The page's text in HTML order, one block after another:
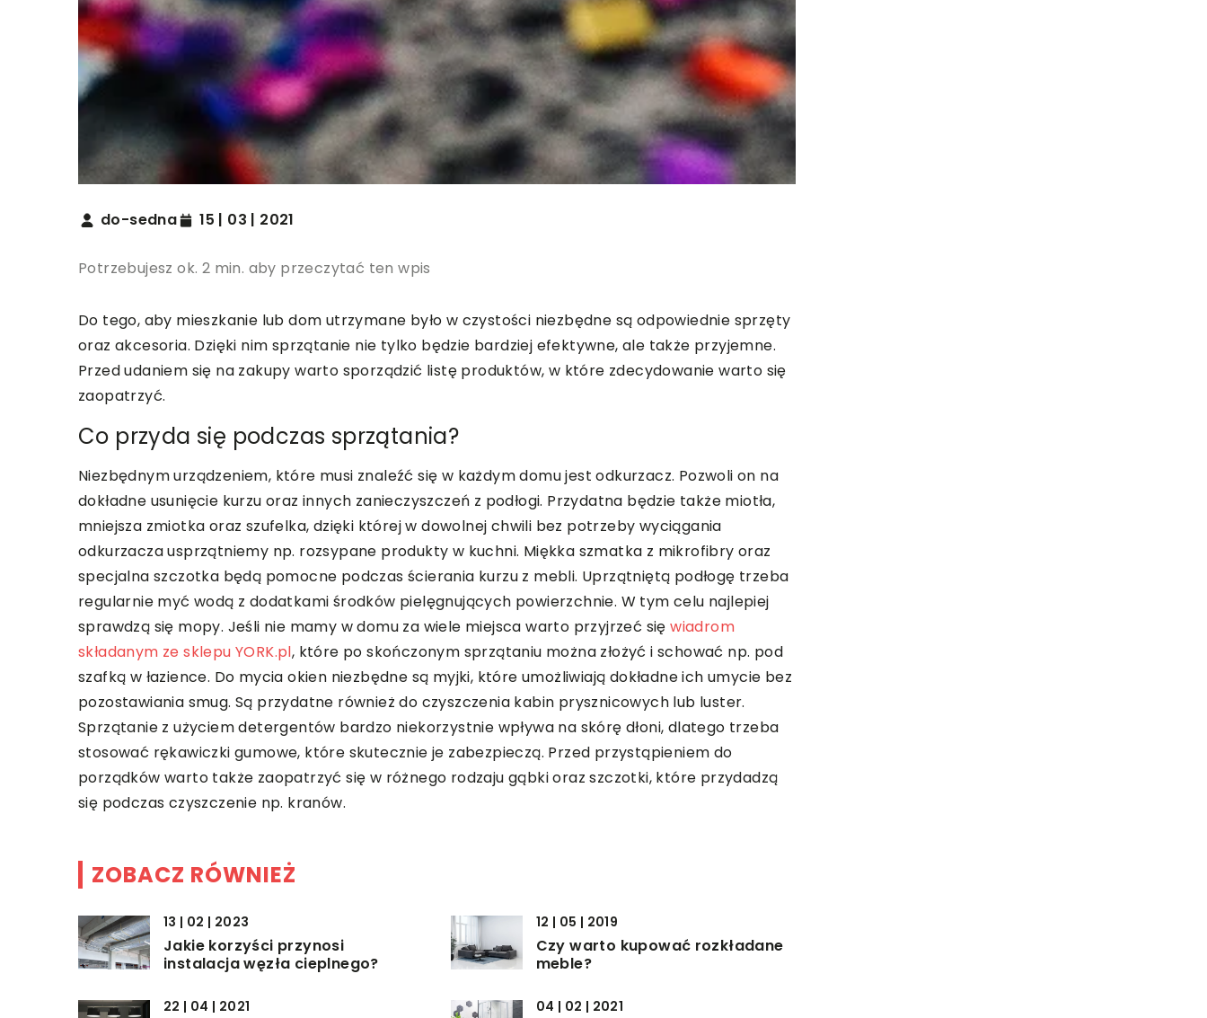
do-sedna 15 | 03 | 2021
Potrzebujesz ok. 2 min. aby przeczytać ten wpis
Do tego, aby mieszkanie lub dom utrzymane było w czystości niezbędne są odpowiednie sprzęty
oraz akcesoria. Dzięki nim sprzątanie nie tylko będzie bardziej efektywne, ale także przyjemne.
Przed udaniem się na zakupy warto sporządzić listę produktów, w które zdecydowanie warto się
zaopatrzyć.
Co przyda się podczas sprzątania?
Niezbędnym urządzeniem, które musi znaleźć się w każdym domu jest odkurzacz. Pozwoli on na
dokładne usunięcie kurzu oraz innych zanieczyszczeń z podłogi. Przydatna będzie także miotła,
mniejsza zmiotka oraz szufelka, dzięki której w dowolnej chwili bez potrzeby wyciągania
odkurzacza usprzątniemy np. rozsypane produkty w kuchni. Miękka szmatka z mikrofibry oraz
specjalna szczotka będą pomocne podczas ścierania kurzu z mebli. Uprzątniętą podłogę trzeba
regularnie myć wodą z dodatkami środków pielęgnujących powierzchnie. W tym celu najlepiej
sprawdzą się mopy. Jeśli nie mamy w domu za wiele miejsca warto przyjrzeć sięwiadrom
składanym ze sklepu YORK.pl, które po skończonym sprzątaniu można złożyć i schować np. pod
szafką w łazience. Do mycia okien niezbędne są myjki, które umożliwiają dokładne ich umycie bez
pozostawiania smug. Są przydatne również do czyszczenia kabin prysznicowych lub luster.
Sprzątanie z użyciem detergentów bardzo niekorzystnie wpływa na skórę dłoni, dlatego trzeba
stosować rękawiczki gumowe, które skutecznie je zabezpieczą. Przed przystąpieniem do
porządków warto także zaopatrzyć się w różnego rodzaju gąbki oraz szczotki, które przydadzą
się podczas czyszczenie np. kranów.
ZOBACZ RÓWNIEŻ
13 | 02 | 2023
Jakie korzyści przynosi
instalacja węzła cieplnego?
12 | 05 | 2019
Czy warto kupować rozkładane
meble?
22 | 04 | 2021 04 | 02 | 2021